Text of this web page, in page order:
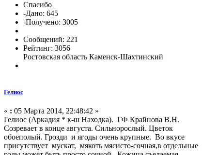
Спасибо
-Дано: 645
-Получено: 3005
Сообщений: 221
Рейтинг: 3056
Ростовская область Каменск-Шахтинский
Гелиос
« : 05 Марта 2014, 22:48:42 »
Гелиос (Аркадия * к-ш Находка). ГФ Крайнова В.Н.
Созревает в конце августа. Сильнорослый. Цветок
обоеполый. Грозди и ягоды очень крупные. Во вкусе
присутствует мускат, мякоть мясисто-сочная,в отдельные